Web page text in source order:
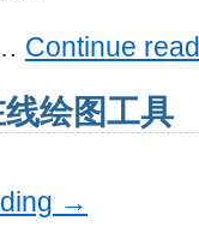
Continue
绘图工具
→